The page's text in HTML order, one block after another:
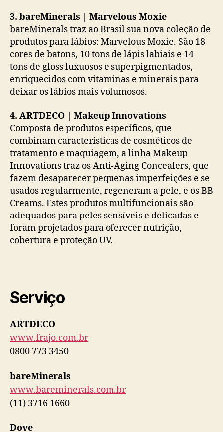
3. bareMinerals | Marvelous Moxie
bareMinerals traz ao Brasil sua nova coleção de
produtos para lábios: Marvelous Moxie. São 18
cores de batons, 10 tons de lápis labiais e 14
tons de gloss luxuosos e superpigmentados,
enriquecidos com vitaminas e minerais para
deixar os lábios mais volumosos.
4. ARTDECO | Makeup Innovations
Composta de produtos específicos, que
combinam características de cosméticos de
tratamento e maquiagem, a linha Makeup
Innovations traz os Anti-Aging Concealers, que
fazem desaparecer pequenas imperfeições e se
usados regularmente, regeneram a pele, e os BB
Creams. Estes produtos multifuncionais são
adequados para peles sensíveis e delicadas e
foram projetados para oferecer nutrição,
cobertura e proteção UV.
Serviço
ARTDECO
www.frajo.com.br
0800 773 3450
bareMinerals
www.bareminerals.com.br
(11) 3716 1660
Dove